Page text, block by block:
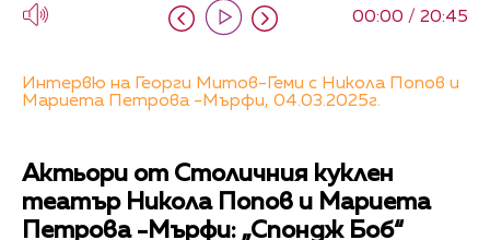
00:00 / 20:45
Интервю на Георги Митов-Геми с Никола Попов и
Мариета Петрова -Мърфи, 04.03.2025г.
Актьори от Столичния куклен
театър Никола Попов и Мариета
Петрова -Мърфи: „Спондж Боб“